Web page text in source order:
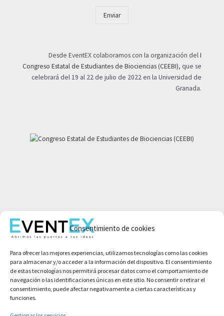
Consentimiento de cookies
Para ofrecer las mejores experiencias, utilizamos tecnologías como las cookies
para almacenar y/o acceder a la información del dispositivo. El consentimiento
de estas tecnologías nos permitirá procesar datos como el comportamiento de
navegación o las identificaciones únicas en este sitio. No consentir o retirar el
consentimiento, puede afectar negativamente a ciertas características y
funciones.
Enviar
Desde EventEX colaboramos con la organización delI
Congreso Estatal de Estudiantes de Biociencias (CEEBI), que se
celebrará del 19 al 22 de julio de 2022 en la Universidad de
Granada.
Aviso legal
Condiciones de compra
Política de cookies